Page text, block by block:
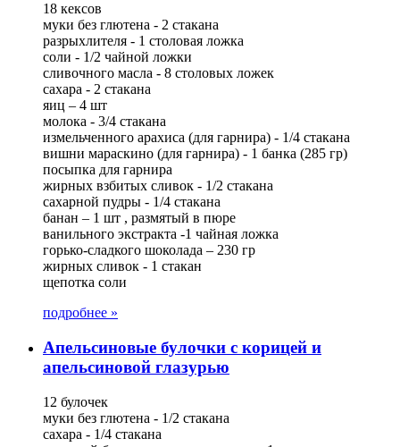
18 кексов
муки без глютена - 2 стакана
разрыхлителя - 1 столовая ложка
соли - 1/2 чайной ложки
сливочного масла - 8 столовых ложек
сахара - 2 стакана
яиц – 4 шт
молока - 3/4 стакана
измельченного арахиса (для гарнира) - 1/4 стакана
вишни мараскино (для гарнира) - 1 банка (285 гр)
посыпка для гарнира
жирных взбитых сливок - 1/2 стакана
сахарной пудры - 1/4 стакана
банан – 1 шт , размятый в пюре
ванильного экстракта -1 чайная ложка
горько-сладкого шоколада – 230 гр
жирных сливок - 1 стакан
щепотка соли
подробнее »
Апельсиновые булочки с корицей и
апельсиновой глазурью
12 булочек
муки без глютена - 1/2 стакана
сахара - 1/4 стакана